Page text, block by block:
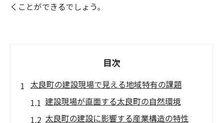
くことができるでしょう。
目次
太良町の建設現場で見える地域特有の課題
建設現場が直面する太良町の自然環境
太良町の建設に影響する産業構造の特性